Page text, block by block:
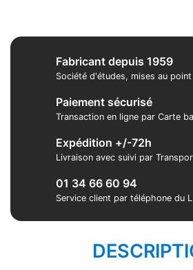
Fabricant depuis 1959
Société d'études, mises au
Paiement sécurisé
Transaction en ligne par Carte
Expédition +/-72h
Livraison avec suivi par
01 34 66 60 94
Service client par téléphone du